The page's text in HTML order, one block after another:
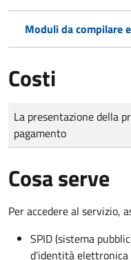
Moduli da compilare
Costi
Tipo di pagamento
Importo
La presentazione della
pagamento
Cosa serve
Per accedere al servizio,
SPID (sistema
d’identità elettronica